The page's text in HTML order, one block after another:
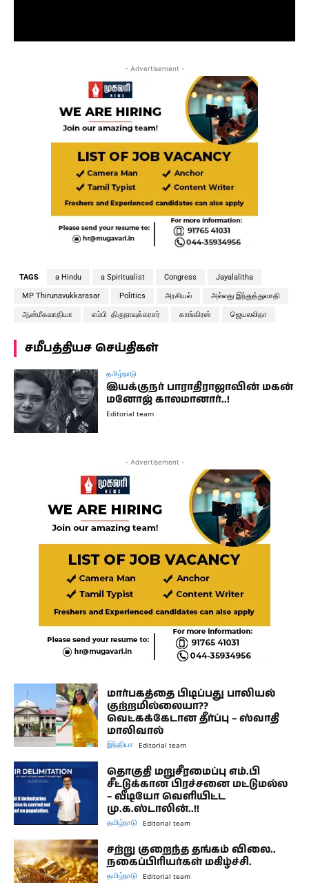
- Advertisement -
TAGS a Hindu a Spiritualist Congress Jayalalitha
MP Thirunavukkarasar Politics அரசியல் அல்லது இந்துத்துவாதி
ஆன்மீகவாதியா எம்பி திருநாவுக்கரசர் காங்கிரஸ் ஜெயலலிதா
சமீபத்தியச செய்திகள்
தமிழ்நாடு
இயக்குநர் பாராதிராஜாவின் மகன்
மனோஜ் காலமானார்..!
Editorial team
- Advertisement -
மார்பகத்தை பிடிப்பது பாலியல்
குற்றமில்லையா??
வெட்கக்கேடான தீர்ப்பு – ஸ்வாதி
மாலிவால்
இந்தியா Editorial team
தொகுதி மறுசீரமைப்பு எம்.பி
சீட்டுக்கான பிரச்சனை மட்டுமல்ல
– வீடியோ வெளியிட்ட
மு.க.ஸ்டாலின்..!!
தமிழ்நாடு Editorial team
சற்று குறைந்த தங்கம் விலை..
நகைப்பிரியர்கள் மகிழ்ச்சி.
தமிழ்நாடு Editorial team